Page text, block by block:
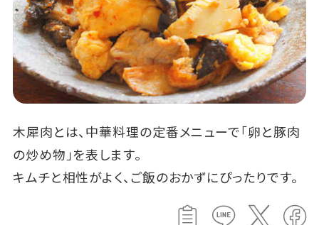
木犀肉とは、中華料理の定番メニューで「卵と豚肉
の炒め物」を表します。
キムチと相性がよく、ご飯のおかずにぴったりです。